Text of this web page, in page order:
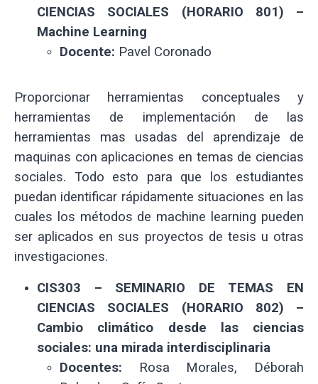
CIENCIAS SOCIALES (HORARIO 801) –
Machine Learning
Docente: Pavel Coronado
Proporcionar herramientas conceptuales y
herramientas de implementación de las
herramientas mas usadas del aprendizaje de
maquinas con aplicaciones en temas de ciencias
sociales. Todo esto para que los estudiantes
puedan identificar rápidamente situaciones en las
cuales los métodos de machine learning pueden
ser aplicados en sus proyectos de tesis u otras
investigaciones.
CIS303 – SEMINARIO DE TEMAS EN
CIENCIAS SOCIALES (HORARIO 802) –
Cambio climático desde las ciencias
sociales: una mirada interdisciplinaria
Docentes: Rosa Morales, Déborah